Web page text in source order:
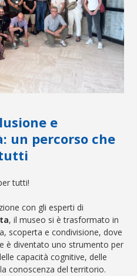
e
un percorso che
tutti!
con gli esperti di
, il museo si è trasformato in
scoperta e condivisione, dove
è diventato uno strumento per
capacità cognitive, delle
conoscenza del territorio.